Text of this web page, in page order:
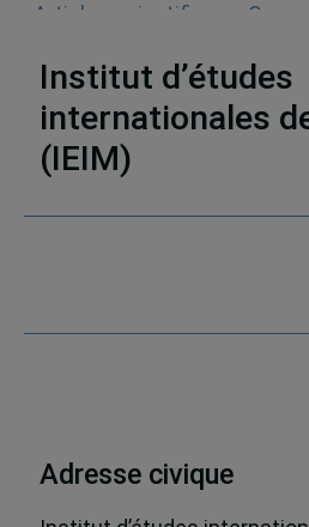
Articles scientifiques
Institut d’études
internationales
(IEIM)
Adresse civique